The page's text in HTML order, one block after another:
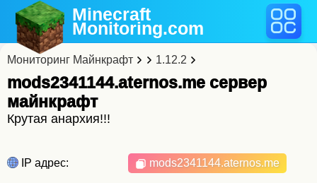
Minecraft
Monitoring.com
Мониторинг Майнкрафт 1.12.2
mods2341144.aternos.me cервер
майнкрафт
Крутая анархия!!!
IP адрес: mods2341144.aternos.me